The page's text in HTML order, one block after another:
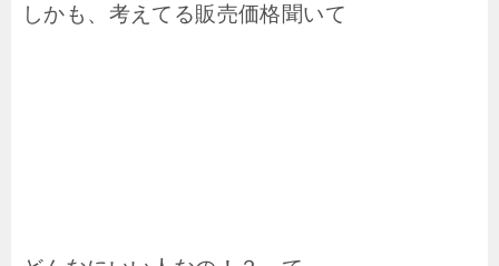
しかも、考えてる販売価格聞いて